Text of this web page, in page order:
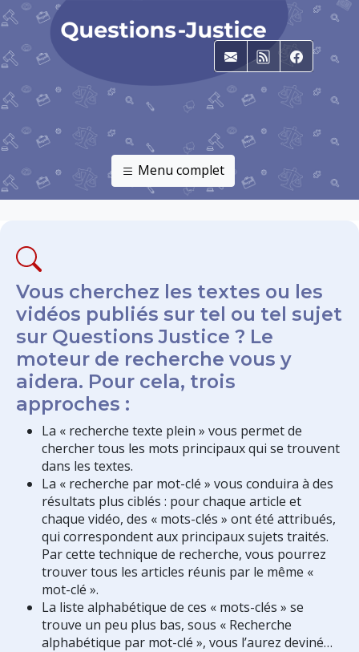
E-mailRSS
Menu complet
Vous cherchez les textes ou les
vidéos publiés sur tel ou tel sujet
sur Questions Justice ? Le
moteur de recherche vous y
aidera. Pour cela, trois
approches :
La « recherche texte plein » vous permet de
chercher tous les mots principaux qui se trouvent
dans les textes.
La « recherche par mot-clé » vous conduira à des
résultats plus ciblés : pour chaque article et
chaque vidéo, des « mots-clés » ont été attribués,
qui correspondent aux principaux sujets traités.
Par cette technique de recherche, vous pourrez
trouver tous les articles réunis par le même «
mot-clé ».
La liste alphabétique de ces « mots-clés » se
trouve un peu plus bas, sous « Recherche
alphabétique par mot-clé », vous l’aurez deviné…